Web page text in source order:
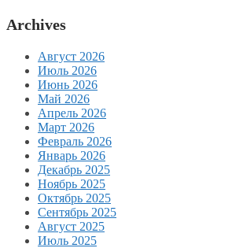
Archives
Август 2026
Июль 2026
Июнь 2026
Май 2026
Апрель 2026
Март 2026
Февраль 2026
Январь 2026
Декабрь 2025
Ноябрь 2025
Октябрь 2025
Сентябрь 2025
Август 2025
Июль 2025